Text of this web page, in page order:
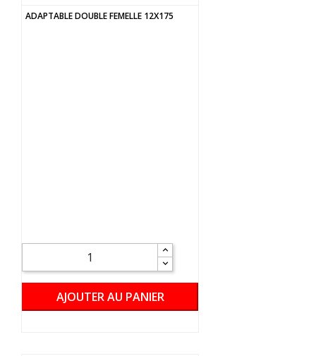
ADAPTABLE DOUBLE FEMELLE 12X175
AJOUTER AU PANIER